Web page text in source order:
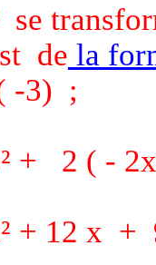
se
de la
-3) ;
+ 2 ( -
+ 12 x +